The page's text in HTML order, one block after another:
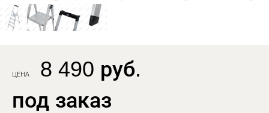
ЦЕНА
8 490 руб.
под заказ